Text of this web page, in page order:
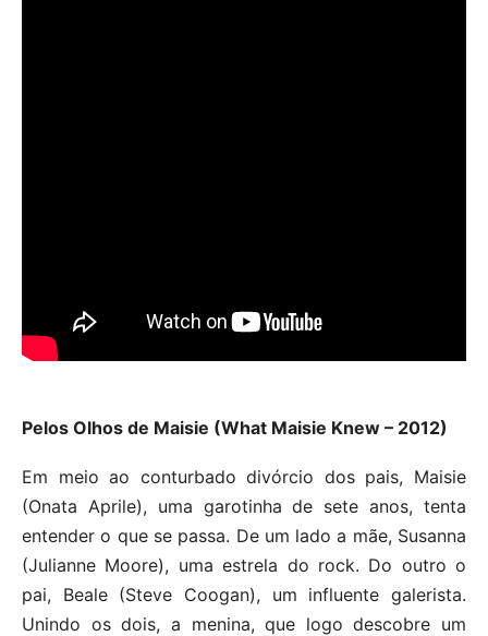
Pelos Olhos de Maisie (What Maisie Knew – 2012)
Em meio ao conturbado divórcio dos pais, Maisie
(Onata Aprile), uma garotinha de sete anos, tenta
entender o que se passa. De um lado a mãe, Susanna
(Julianne Moore), uma estrela do rock. Do outro o
pai, Beale (Steve Coogan), um influente galerista.
Unindo os dois, a menina, que logo descobre um